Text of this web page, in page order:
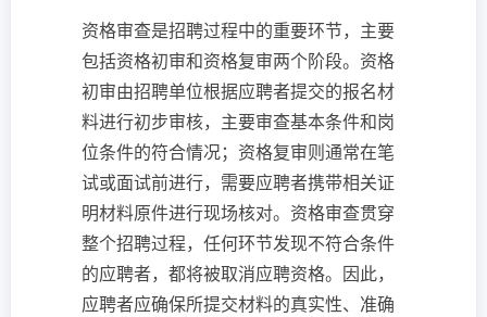
资格审查是招聘过程中的重要环节，主要
包括资格初审和资格复审两个阶段。资格
初审由招聘单位根据应聘者提交的报名材
料进行初步审核，主要审查基本条件和岗
位条件的符合情况；资格复审则通常在笔
试或面试前进行，需要应聘者携带相关证
明材料原件进行现场核对。资格审查贯穿
整个招聘过程，任何环节发现不符合条件
的应聘者，都将被取消应聘资格。因此，
应聘者应确保所提交材料的真实性、准确